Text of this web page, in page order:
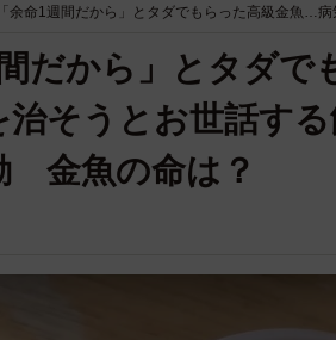
「余命1週間だから」とタダでもらった高級金魚…
間だから」とタダで
そうとお世話する
金魚の命は？